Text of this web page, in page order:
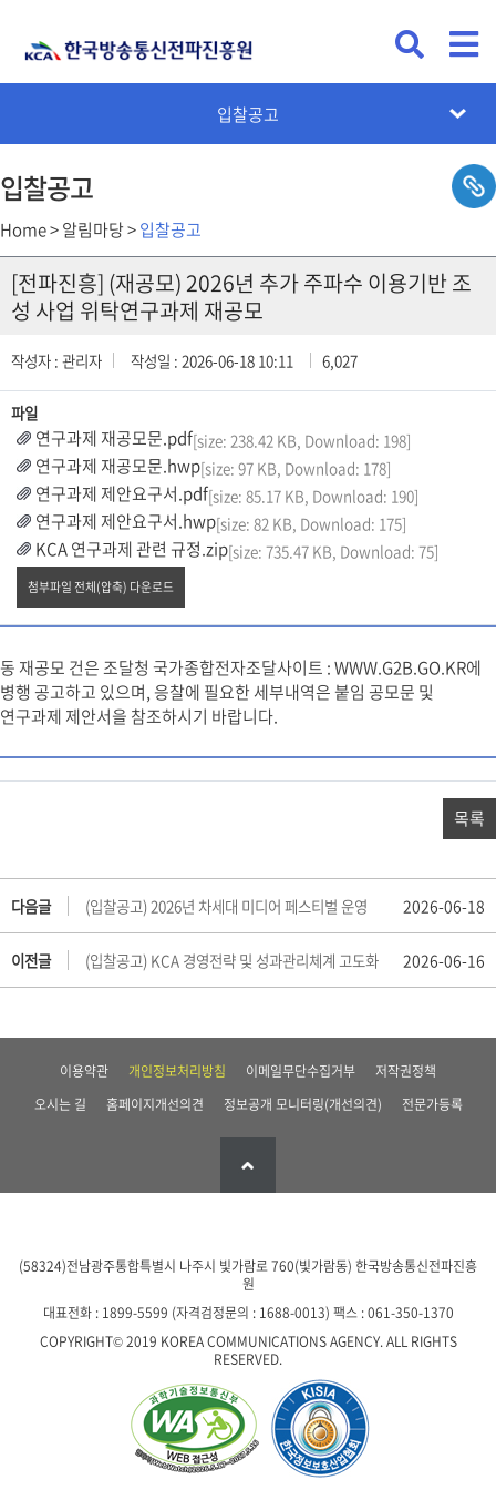
공지사항
채용공고
입찰공고
KCA뉴스
카드뉴스
설문조사
입찰공고
Home > 알림마당 >입찰공고
[전파진흥] (재공모) 2026년 추가 주파수 이용기반 조
성 사업 위탁연구과제 재공모
작성자 : 관리자 작성일 : 2026-06-18 10:11 6,027
파일
연구과제 재공모문.pdf[size: 238.42 KB, Download: 198]
연구과제 재공모문.hwp[size: 97 KB, Download: 178]
연구과제 제안요구서.pdf[size: 85.17 KB, Download: 190]
연구과제 제안요구서.hwp[size: 82 KB, Download: 175]
KCA 연구과제 관련 규정.zip[size: 735.47 KB, Download: 75]
첨부파일 전체(압축) 다운로드
동 재공모 건은 조달청 국가종합전자조달사이트 : WWW.G2B.GO.KR에
병행 공고하고 있으며, 응찰에 필요한 세부내역은 붙임 공모문 및
연구과제 제안서을 참조하시기 바랍니다.
목록
다음글 (입찰공고) 2026년 차세대 미디어 페스티벌 운영 2026-06-18
이전글 (입찰공고) KCA 경영전략 및 성과관리체계 고도화 2026-06-16
이용약관 개인정보처리방침 이메일무단수집거부
저작권정책
오시는 길
홈페이지개선의견 정보공개 모니터링(개선의견) 전문가등록
(58324)전남광주통합특별시 나주시 빛가람로 760(빛가람동) 한국방송통신전파진흥
원
대표전화 : 1899-5599 (자격검정문의 : 1688-0013) 팩스 : 061-350-1370
COPYRIGHT© 2019 KOREA COMMUNICATIONS AGENCY. ALL RIGHTS
RESERVED.